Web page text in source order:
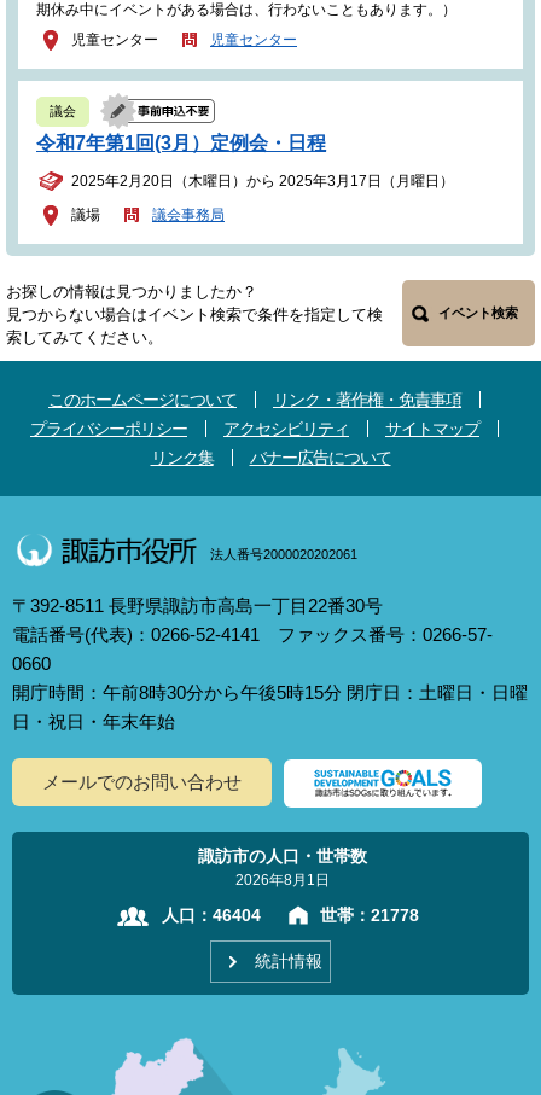
期休み中にイベントがある場合は、行わないこともあります。）
児童センター
児童センター
議会
令和7年第1回(3月）定例会・日程
2025年2月20日（木曜日）から 2025年3月17日（月曜日）
議場
議会事務局
お探しの情報は見つかりましたか？
見つからない場合はイベント検索で条件を指定して検
索してみてください。
イベント検索
このホームページについて
リンク・著作権・免責事項
プライバシーポリシー
アクセシビリティ
サイトマップ
リンク集
バナー広告について
法人番号2000020202061
〒392-8511 長野県諏訪市高島一丁目22番30号
電話番号(代表)：0266-52-4141 ファックス番号：0266-57-
0660
開庁時間：午前8時30分から午後5時15分 閉庁日：土曜日・日曜
日・祝日・年末年始
メールでのお問い合わせ
諏訪市の人口・世帯数
2026年8月1日
人口： 46404 世帯： 21778
統計情報